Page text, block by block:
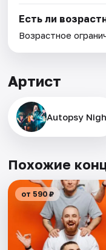
Есть ли
Возрастное
Артист
Autopsy
Похожие
от 590 ₽